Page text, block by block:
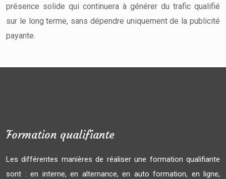
présence solide qui continuera à générer du trafic qualifié
sur le long terme, sans dépendre uniquement de la publicité
payante.
Formation qualifiante
Les différentes manières de réaliser une formation qualifiante
sont : en interne, en alternance, en auto formation, en ligne,